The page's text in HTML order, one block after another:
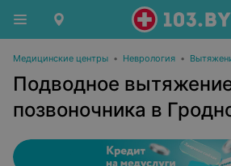
Медицинские центры • Неврология •
Подводное
позвоночника в